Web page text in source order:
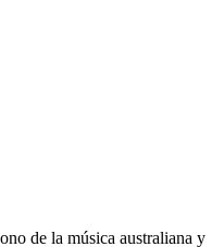
de la música australiana y